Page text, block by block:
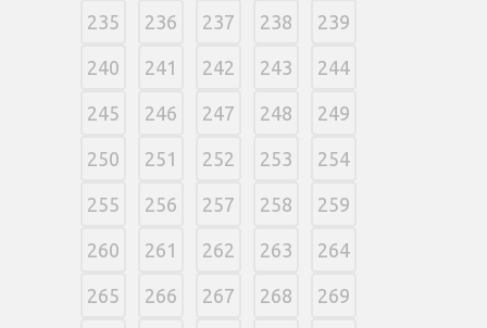
235 236 237 238 239
240 241 242 243 244
245 246 247 248 249
250 251 252 253 254
255 256 257 258 259
260 261 262 263 264
265 266 267 268 269